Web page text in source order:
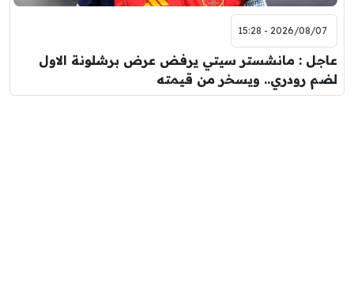
2026/08/07 - 15:28
عاجل : مانشستر سيتي يرفض عرض برشلونة الاول
لضم رودري.. ويسخر من قيمته